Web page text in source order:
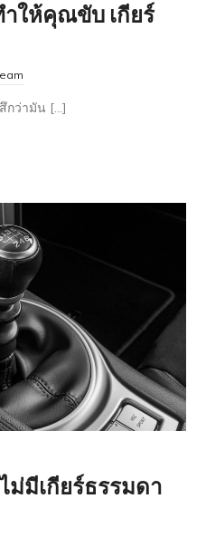
ให้คุณขับ เกียร์
กว่ามัน […]
ม่มีเกียร์ธรรมดา